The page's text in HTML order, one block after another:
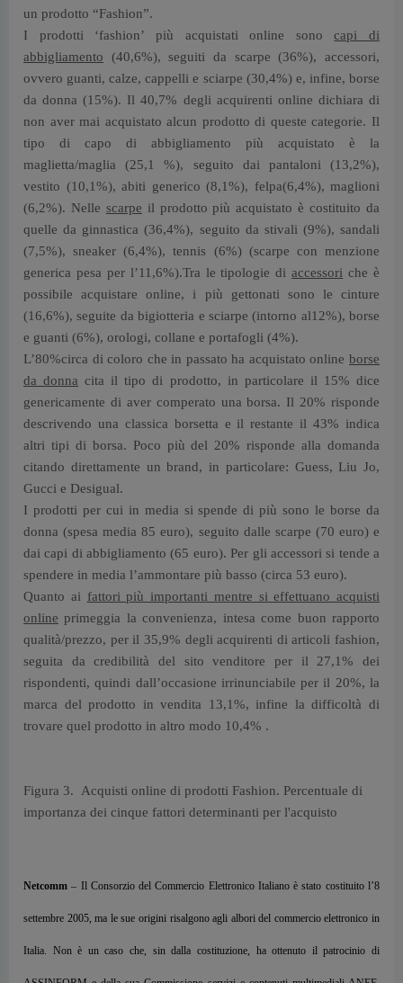
un prodotto “Fashion”.
I prodotti ‘fashion’ più acquistati online sonocapi di
abbigliamento (40,6%), seguiti da scarpe (36%), accessori,
ovvero guanti, calze, cappelli e sciarpe (30,4%) e, infine, borse
da donna (15%). Il 40,7% degli acquirenti online dichiara di
non aver mai acquistato alcun prodotto di queste categorie. Il
tipo di capo di abbigliamento più acquistato è la
maglietta/maglia (25,1 %), seguito dai pantaloni (13,2%),
vestito (10,1%), abiti generico (8,1%), felpa(6,4%), maglioni
(6,2%). Nelle scarpe il prodotto più acquistato è costituito da
quelle da ginnastica (36,4%), seguito da stivali (9%), sandali
(7,5%), sneaker (6,4%), tennis (6%) (scarpe con menzione
generica pesa per l’11,6%).Tra le tipologie diaccessori che è
possibile acquistare online, i più gettonati sono le cinture
(16,6%), seguite da bigiotteria e sciarpe (intorno al12%), borse
e guanti (6%), orologi, collane e portafogli (4%).
L’80%circa di coloro che in passato ha acquistato online borse
da donna cita il tipo di prodotto, in particolare il 15% dice
genericamente di aver comperato una borsa. Il 20% risponde
descrivendo una classica borsetta e il restante il 43% indica
altri tipi di borsa. Poco più del 20% risponde alla domanda
citando direttamente un brand, in particolare: Guess, Liu Jo,
Gucci e Desigual.
I prodotti per cui in media si spende di più sono le borse da
donna (spesa media 85 euro), seguito dalle scarpe (70 euro) e
dai capi di abbigliamento (65 euro). Per gli accessori si tende a
spendere in media l’ammontare più basso (circa 53 euro).
Quanto ai fattori più importanti mentre si effettuano acquisti
online primeggia la convenienza, intesa come buon rapporto
qualità/prezzo, per il 35,9% degli acquirenti di articoli fashion,
seguita da credibilità del sito venditore per il 27,1% dei
rispondenti, quindi dall’occasione irrinunciabile per il 20%, la
marca del prodotto in vendita 13,1%, infine la difficoltà di
trovare quel prodotto in altro modo 10,4% .
Figura 3. Acquisti online di prodotti Fashion. Percentuale di
importanza dei cinque fattori determinanti per l'acquisto
Netcomm – Il Consorzio del Commercio Elettronico Italiano è stato costituito l’8
settembre 2005, ma le sue origini risalgono agli albori del commercio elettronico in
Italia. Non è un caso che, sin dalla costituzione, ha ottenuto il patrocinio di